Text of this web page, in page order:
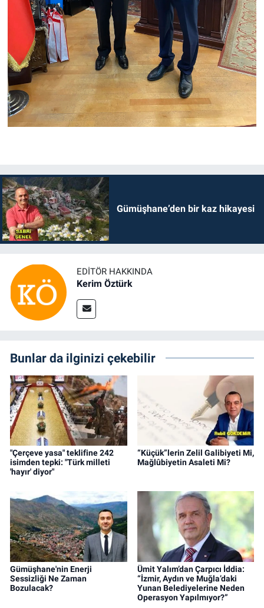
Gümüşhane’den bir kaz hikayesi
EDITÖR HAKKINDA
Kerim Öztürk
Bunlar da ilginizi çekebilir
"Çerçeve yasa" teklifine 242
isimden tepki: "Türk milleti
'hayır' diyor"
“Küçük”lerin Zelil Galibiyeti Mi,
Mağlûbiyetin Asaleti Mi?
Gümüşhane'nin Enerji
Sessizliği Ne Zaman
Bozulacak?
Ümit Yalım’dan Çarpıcı İddia:
“İzmir, Aydın ve Muğla’daki
Yunan Belediyelerine Neden
Operasyon Yapılmıyor?”